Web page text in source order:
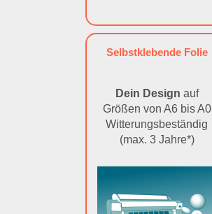
Selbstklebende Folie
Dein Design auf
Größen von A6 bis A0
Witterungsbeständig
(max. 3 Jahre*)